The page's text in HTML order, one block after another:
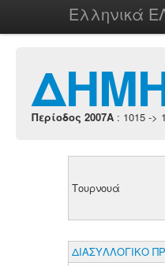
Ελληνικά
Περίοδος 2007A : 1015 ->
Τουρνουά
ΔΙΑΣΥΛΛΟΓΙΚΟ